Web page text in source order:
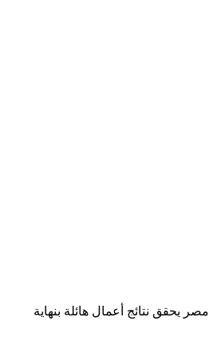
ADCB مصر يحقق نتائج أعمال هائلة بنهاية